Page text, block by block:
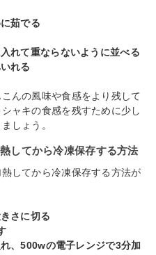
茹でる
れて重ならないように並べる
れる
んの風味や食感をより残して
ャキの食感を残すために少し
しょう。
してから冷凍保存する方法
してから冷凍保存する方法が
さに切る
、500wの電子レンジで3分加